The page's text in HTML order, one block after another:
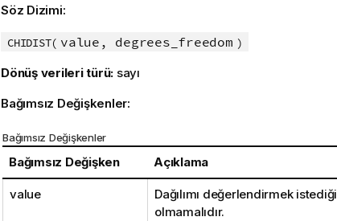
Söz Dizimi:
CHIDIST( value, degrees_freedom )
Dönüş verileri türü: sayı
Bağımsız Değişkenler:
Bağımsız Değişkenler
Bağımsız Değişken Açıklama
value
Dağılımı değerlendirmek
olmamalıdır.